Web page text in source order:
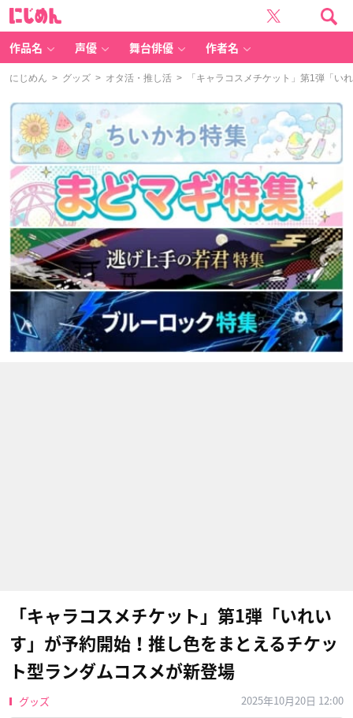
作品名 声優 舞台俳優 作者名
にじめん > グッズ > オタ活・推し活 > 「キャラコスメチケット」第1弾「い
「キャラコスメチケット」第1弾「いれい
す」が予約開始！推し色をまとえるチケッ
ト型ランダムコスメが新登場
グッズ 2025年10月20日 12:00